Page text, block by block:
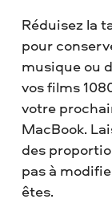
Réduisez la
pour
musique ou
vos films
votre
MacBook.
des
pas à
êtes.